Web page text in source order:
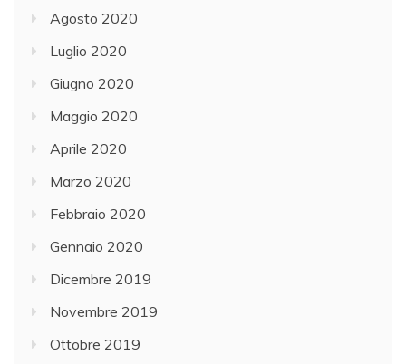
Agosto 2020
Luglio 2020
Giugno 2020
Maggio 2020
Aprile 2020
Marzo 2020
Febbraio 2020
Gennaio 2020
Dicembre 2019
Novembre 2019
Ottobre 2019